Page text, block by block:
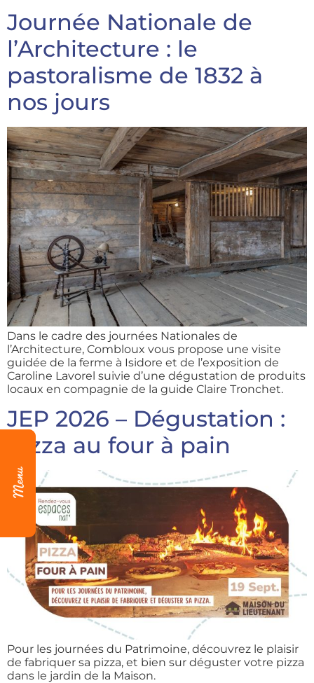
Journée Nationale de
l’Architecture : le
pastoralisme de 1832 à
nos jours
Dans le cadre des journées Nationales de
l’Architecture, Combloux vous propose une visite
guidée de la ferme à Isidore et de l’exposition de
Caroline Lavorel suivie d’une dégustation de produits
locaux en compagnie de la guide Claire Tronchet.
JEP 2026 – Dégustation :
Pizza au four à pain
Pour les journées du Patrimoine, découvrez le plaisir
de fabriquer sa pizza, et bien sur déguster votre pizza
dans le jardin de la Maison.